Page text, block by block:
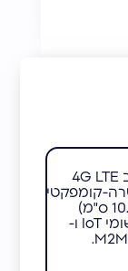
נתב 4G LTE
קומפקטי
(10.3 ס"מ)
ליישומי IoT ו-
M2M.